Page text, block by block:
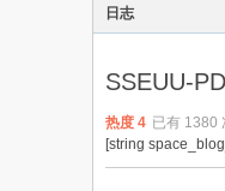
日志
SSEUU-
热度 4 已有 1380
[string